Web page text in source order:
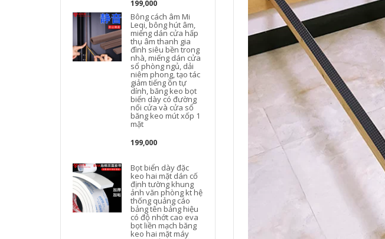
199,000
Bông cách âm Mi
Leqi, bông hút âm,
miếng dán cửa hấp
thụ âm thanh gia
đình siêu bền trong
nhà, miếng dán cửa
sổ phòng ngủ, dải
niêm phong, tạo tác
giảm tiếng ồn tự
dính, băng keo bọt
biển dày có đường
nối cửa và cửa sổ
băng keo mút xốp 1
mặt
199,000
Bọt biển dày đặc
keo hai mặt dán cố
định tường khung
ảnh văn phòng kt hệ
thống quảng cáo
bảng tên bảng hiệu
có độ nhớt cao eva
bọt liền mạch băng
keo hai mặt máy
Miloqi bọt hai mặt
keo dán tường có
độ nhớt cao cố định
dày cố định văn
phòng quảng cáo
sinh viên băng keo
bọt biển thủ công
bán buôn miễn phí
vận chuyển miễn
phí keo bọt biển
trắng mạnh keo bọt
biển hai mặt băng
dính xốp 1 mặt
518,000
Miloqi Mạnh mẽ Bọt
biển siêu mỏng Keo
hai mặt Biển hiệu
trang trí nhỏ để cố
định Sinh viên Sử
dụng thủ công EVA
Trắng Bông xốp
cách âm Băng keo
băng dính xốp vàng